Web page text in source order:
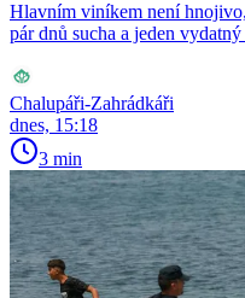
Hlavním viníkem není
pár dnů sucha a jeden
Chalupáři-Zahrádkáři
dnes, 15:18
3 min